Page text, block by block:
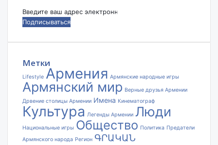
Введите
ваш
электронной
Метки
Lifestyle Армения Армянские народные игры
Армянский мир Верные друзья Армении
Дрвение столицы Армении Имена Кинематограф
Культура Легенды Армении Люди
Национальные игры Общество Политика Предатели
Армянского народа Регион ԳՐԱԿԱՆ